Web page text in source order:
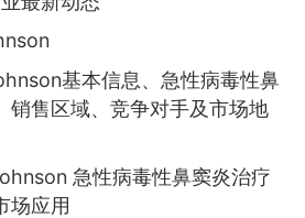
基本信息、急性病毒性鼻
销售区域、竞争对手及市场地
急性病毒性鼻窦炎治疗
场应用